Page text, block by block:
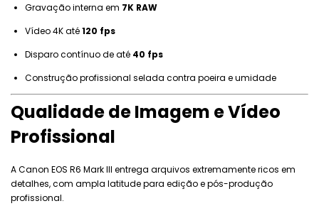
Gravação interna em 7K RAW
Vídeo 4K até120 fps
Disparo contínuo de até 40 fps
Construção profissional selada contra poeira e umidade
Qualidade de Imagem e Vídeo
Profissional
A Canon EOS R6 Mark III entrega arquivos extremamente ricos em
detalhes, com ampla latitude para edição e pós-produção
profissional.